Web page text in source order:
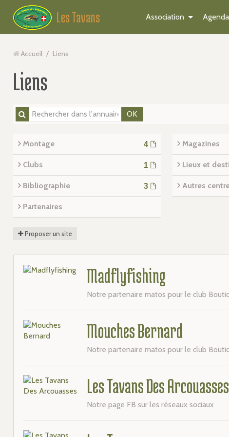
Les Tavans Association Agenda
Accueil / Liens
Liens
OK
Montage 4 Magazines
Clubs 1 Lieux et
Bibliographie 3 Autres
Partenaires
Proposer un site
Madflyfishing
Notre partenaire matos pour le club
Mouches Bernard
Notre partenaire matos pour le club
Les Tavans Des Arcouasses
Notre page FB sur les réseaux sociaux